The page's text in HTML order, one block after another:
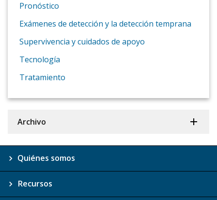
Pronóstico
Exámenes de detección y la detección temprana
Supervivencia y cuidados de apoyo
Tecnología
Tratamiento
Archivo
Quiénes somos
Recursos